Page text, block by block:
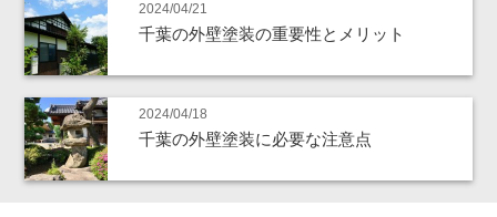
2024/04/21
千葉の外壁塗装の重要性とメリット
2024/04/18
千葉の外壁塗装に必要な注意点